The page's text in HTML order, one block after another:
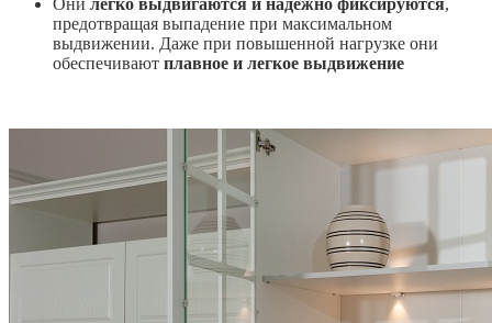
Они легко выдвигаются и надежно фиксируются,
предотвращая выпадение при максимальном
выдвижении. Даже при повышенной нагрузке они
обеспечивают плавное и легкое выдвижение